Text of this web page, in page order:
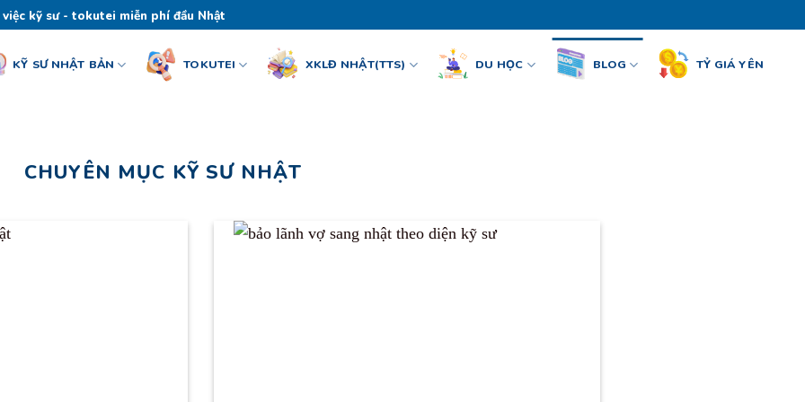
việc kỹ sư - tokutei miễn phí đầu Nhật
KỸ SƯ NHẬT BẢN TOKUTEI XKLĐ NHẬT(TTS) DU HỌC BLOG TỶ GIÁ YÊN
CHUYÊN MỤC KỸ SƯ NHẬT